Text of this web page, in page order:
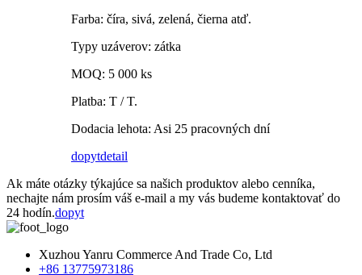
Farba: číra, sivá, zelená, čierna atď.
Typy uzáverov: zátka
MOQ: 5 000 ks
Platba: T / T.
Dodacia lehota: Asi 25 pracovných dní
dopytdetail
Ak máte otázky týkajúce sa našich produktov alebo cenníka,
nechajte nám prosím váš e-mail a my vás budeme kontaktovať do
24 hodín.dopyt
Xuzhou Yanru Commerce And Trade Co, Ltd
+86 13775973186